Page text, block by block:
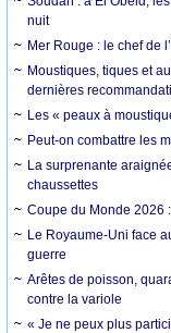
nuit
Mer Rouge : le chef de
Moustiques, tiques et
dernières
Les « peaux à
Peut-on combattre les
La surprenante
chaussettes
Coupe du Monde 2026
Le Royaume-Uni face
guerre
Arêtes de poisson,
contre la variole
« Je ne peux plus